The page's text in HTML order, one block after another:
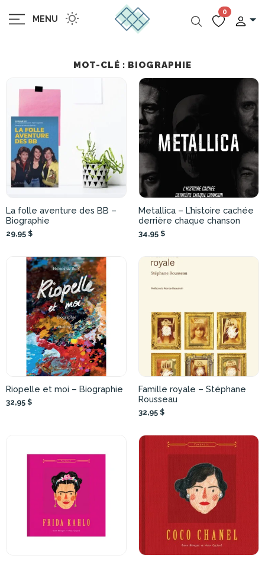
MENU
0
MOT-CLÉ : BIOGRAPHIE
La folle aventure des BB –
Biographie
29,95 $
Metallica – L’histoire cachée
derrière chaque chanson
34,95 $
Riopelle et moi – Biographie
32,95 $
Famille royale – Stéphane
Rousseau
32,95 $